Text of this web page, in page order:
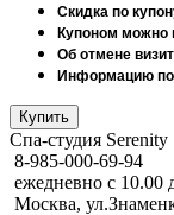
Скидка по
Купоном можно
Об отмене
Информацию по
Спа-студия Serenity
8-985-000-69-94
ежедневно с 10.00
Москва,